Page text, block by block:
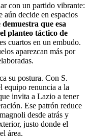
con un partido vibrante:
decide en espacios
que esa
planteo táctico de
cuartos en un embudo.
aparezcan más por
su postura. Con S.
equipo renuncia a la
invita a Lazio a tener
Ese patrón reduce
desde atrás y
justo donde el
área.